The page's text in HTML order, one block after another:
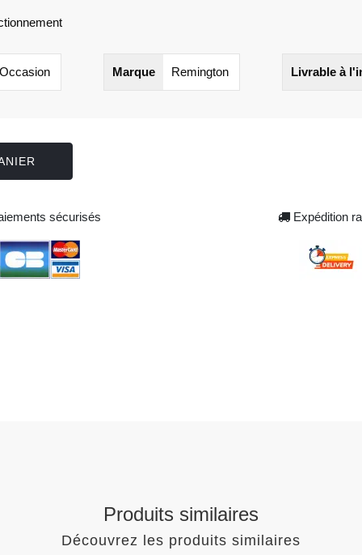
Occasion Marque Remington Livrable à
sécurisés Expédition
Produits similaires
Découvrez les produits similaires